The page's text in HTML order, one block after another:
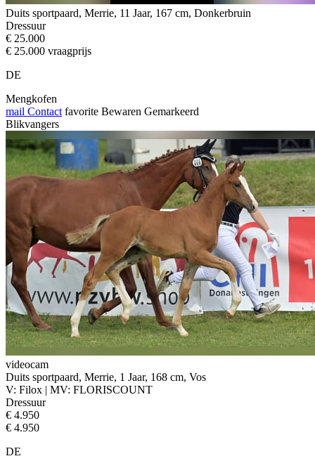
Duits sportpaard, Merrie, 11 Jaar, 167 cm, Donkerbruin
Dressuur
€ 25.000
€ 25.000 vraagprijs
DE
Mengkofen
mail Contact favorite Bewaren Gemarkeerd
Blikvangers
videocam
Duits sportpaard, Merrie, 1 Jaar, 168 cm, Vos
V: Filox | MV: FLORISCOUNT
Dressuur
€ 4.950
€ 4.950
DE